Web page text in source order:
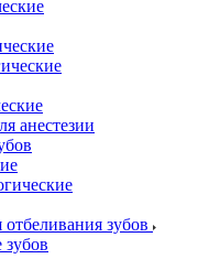
анестезии
зубов